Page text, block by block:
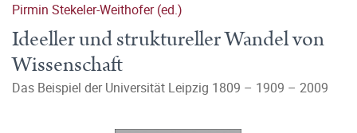
Pirmin Stekeler-Weithofer (ed.)
Ideeller und struktureller Wandel von
Wissenschaft
Das Beispiel der Universität Leipzig 1809 – 1909 – 2009